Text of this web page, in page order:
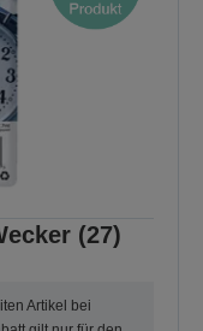
(27)
Artikel bei